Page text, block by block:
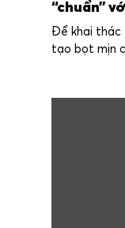
“chuẩn”
Để khai thác
tạo bọt mịn